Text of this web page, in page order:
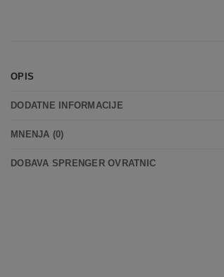
OPIS
DODATNE INFORMACIJE
MNENJA (0)
DOBAVA SPRENGER OVRATNIC